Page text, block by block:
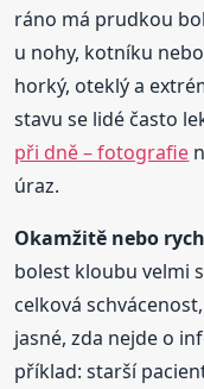
ráno má prudkou
u nohy, kotníku
horký, oteklý a
stavu se lidé často
při dně – fotografie
úraz.
Okamžitě nebo
bolest kloubu velmi
celková
jasné, zda nejde o
příklad: starší